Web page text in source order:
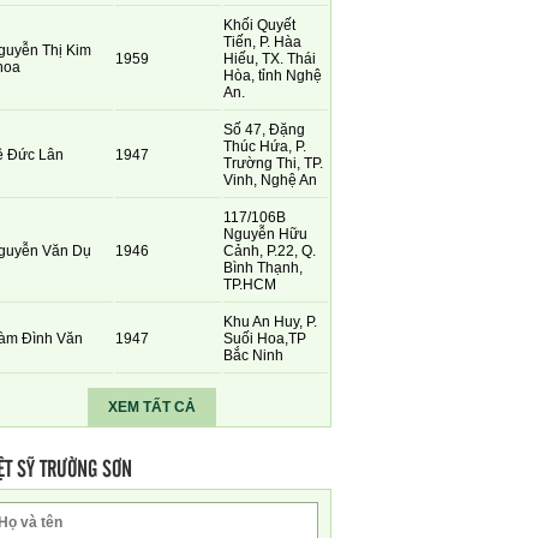
Thị Kim
1959
Khối Quyết
Tiến, P. Hàa
Hiếu, TX. Thái
Hòa, tỉnh Nghệ
An.
Đức Lân 1947
Số 47, Đặng
Thúc Hứa, P.
Trường Thi, TP.
Vinh, Nghệ An
Văn Dụ 1946
117/106B
Nguyễn Hữu
Cảnh, P.22, Q.
Bình Thạnh,
TP.HCM
Đình Văn 1947
Khu An Huy, P.
Suối Hoa,TP
Bắc Ninh
XEM TẤT CẢ
SỸ TRƯỜNG SƠN